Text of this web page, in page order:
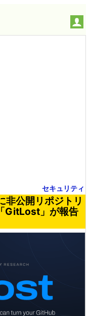
セキュリティ
公開リポジトリ
GitLost」が報告